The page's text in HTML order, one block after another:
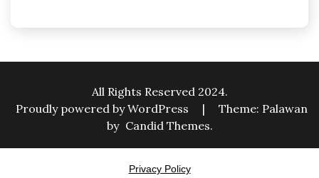
All Rights Reserved 2024.
Proudly powered by WordPress
|
Theme: Palawan
by Candid Themes.
Privacy Policy